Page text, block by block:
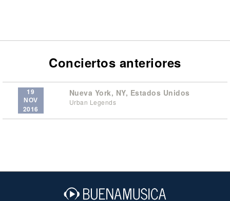
Conciertos anteriores
19
NOV
2016
Nueva York, NY, Estados Unidos
Urban Legends